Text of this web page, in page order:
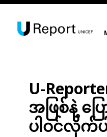
U-
အဖြစ်နဲ့ ပ
ပါဝင်လိုက်ပ